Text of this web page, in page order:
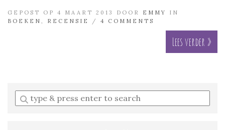
GEPOST OP 4 MAART 2013 DOOR EMMY
IN
BOEKEN
RECENSIE / 4 COMMENTS
Lees verder »
Enter
a